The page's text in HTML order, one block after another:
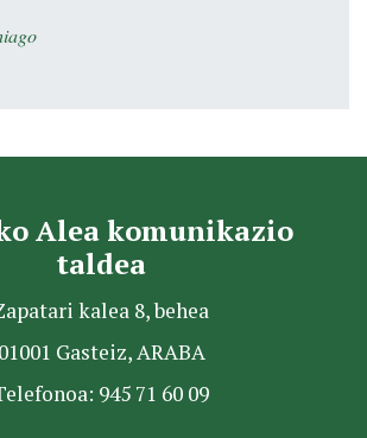
Alea komunikazio
taldea
kalea 8, behea
01001 Gasteiz, ARABA
945 71 60 09